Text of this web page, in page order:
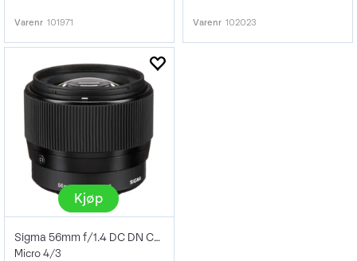
Varenr 101971 Varenr 102023
Kjøp
Sigma 56mm f/1.4 DC DN Contemporary MFT
Micro 4/3